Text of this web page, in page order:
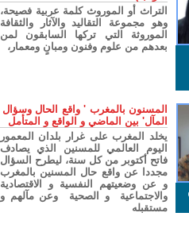
التراث أو الموروث كلمة عربية فصيحة،
وهو مجموعة التقاليد والآثار والثقافة
الموروثة التي تركها السابقون لمن
بعدهم من علوم وفنون ومبانٍ ومعمار،
المسنون بالمغرب ' واقع الحال وسؤال
المآل' بين الماضي و الواقع و المتأمل
يخلد المغرب على غرار بلدان المعمور
اليوم العالمي للمسنين الذي يصادف
فاتح أكتوبر من كل سنة، ليطرح السؤال
مجددا عن واقع حال المسنين بالمغرب
و عن وضعيتهم النفسية و الاقتصادية
والاجتماعية و الصحية وعن مآلهم و
مستقبله